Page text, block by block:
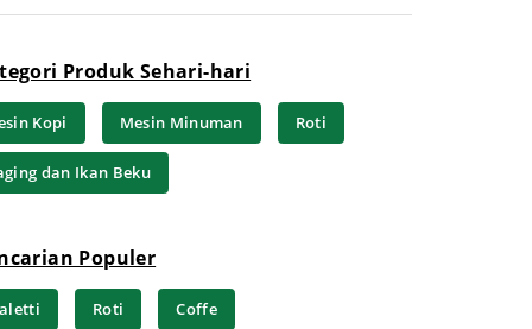
Produk Sehari-hari
Kopi Mesin Minuman Roti
dan Ikan Beku
Populer
Roti Coffe